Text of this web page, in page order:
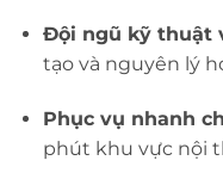
Đội ngũ kỹ thuật
tạo và nguyên lý
Phục vụ nhanh
phút khu vực nội